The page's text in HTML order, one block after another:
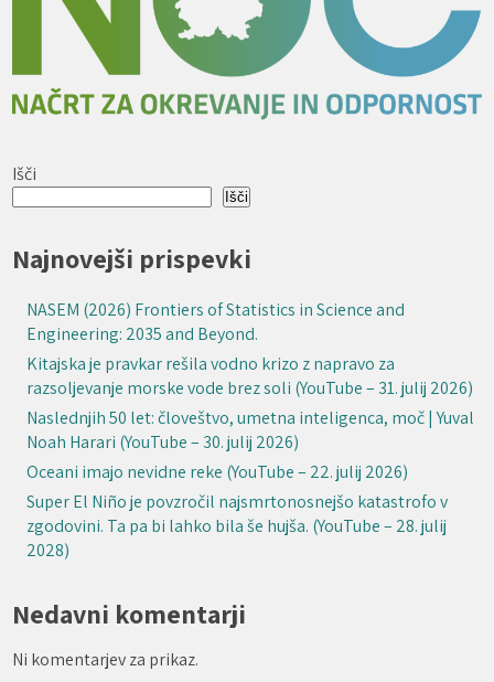
Išči
Išči
Najnovejši prispevki
NASEM (2026) Frontiers of Statistics in Science and
Engineering: 2035 and Beyond.
Kitajska je pravkar rešila vodno krizo z napravo za
razsoljevanje morske vode brez soli (YouTube – 31. julij 2026)
Naslednjih 50 let: človeštvo, umetna inteligenca, moč | Yuval
Noah Harari (YouTube – 30. julij 2026)
Oceani imajo nevidne reke (YouTube – 22. julij 2026)
Super El Niño je povzročil najsmrtonosnejšo katastrofo v
zgodovini. Ta pa bi lahko bila še hujša. (YouTube – 28. julij
2028)
Nedavni komentarji
Ni komentarjev za prikaz.